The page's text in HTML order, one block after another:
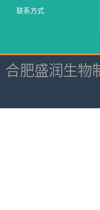
联系方式
合肥盛润生物